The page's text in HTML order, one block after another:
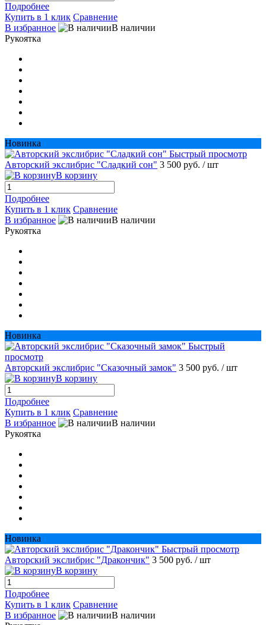
Подробнее
Купить в 1 клик Сравнение
В избранное
В наличии
Рукоятка
Новинка
Быстрый просмотр
Авторский экслибрис "Сладкий сон" 3 500 руб. / шт
В корзину
Подробнее
Купить в 1 клик Сравнение
В избранное
В наличии
Рукоятка
Новинка
Быстрый
просмотр
Авторский экслибрис "Сказочный замок" 3 500 руб. / шт
В корзину
Подробнее
Купить в 1 клик Сравнение
В избранное
В наличии
Рукоятка
Новинка
Быстрый просмотр
Авторский экслибрис "Дракончик" 3 500 руб. / шт
В корзину
Подробнее
Купить в 1 клик Сравнение
В избранное
В наличии